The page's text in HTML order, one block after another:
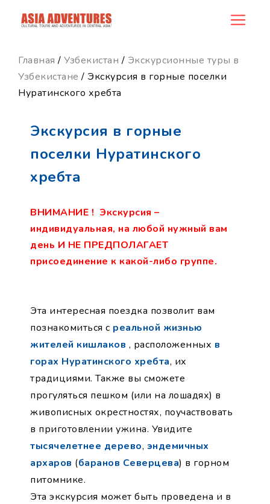
product_id159
Главная / Узбекистан / Экскурсионные туры в
Узбекистане / Экскурсия в горные поселки
Нуратинского хребта
Экскурсия в горные
поселки Нуратинского
хребта
ВНИМАНИЕ ! Экскурсия –
индивидуальная, на любой нужный вам
день И НЕ ПРЕДПОЛАГАЕТ
присоединение к какой-либо группе.
Эта интересная поездка позволит вам
познакомиться с реальной жизнью
жителей кишлаков , расположенных в
горах Нуратинского хребта, их
традициями. Также вы сможете
прогуляться пешком (или на лошадях) в
живописных окрестностях, поучаствовать
в приготовлении ужина. Увидите
тысячелетнее дерево, эндемичных
архаров (баранов Северцева) в горном
питомнике.
Эта экскурсия может быть проведена и в